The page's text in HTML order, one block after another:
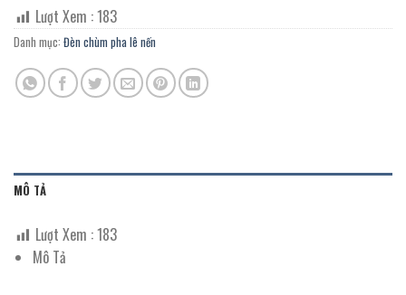
Lượt Xem :183
Danh mục: Đèn chùm pha lê nến
MÔ TẢ
Lượt Xem :183
Mô Tả